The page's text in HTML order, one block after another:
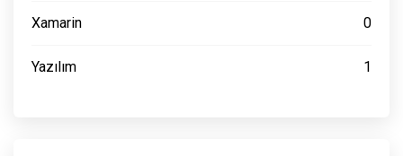
Xamarin 0
Yazılım 1